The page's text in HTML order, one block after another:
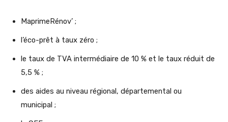
MaprimeRénov’ ;
l’éco-prêt à taux zéro ;
le taux de TVA intermédiaire de 10 % et le taux réduit de
5,5 % ;
des aides au niveau régional, départemental ou
municipal ;